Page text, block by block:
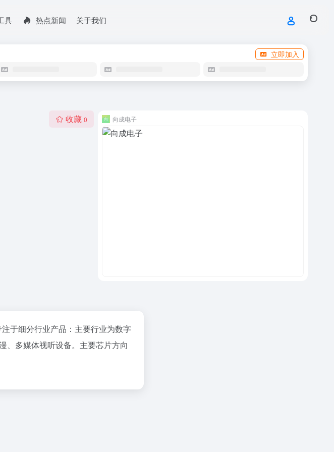
具 热点新闻 关于我们
立即加入
收藏 0 向成电子
于细分行业产品：主要行业为数字
、多媒体视听设备。主要芯片方向